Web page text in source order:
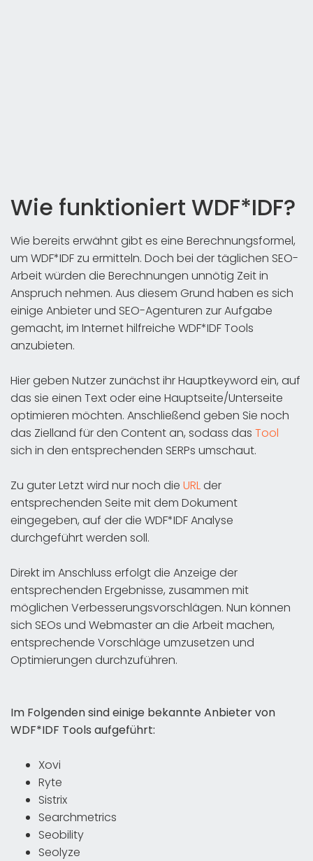
Wie funktioniert WDF*IDF?
Wie bereits erwähnt gibt es eine Berechnungsformel,
um WDF*IDF zu ermitteln. Doch bei der täglichen SEO-
Arbeit würden die Berechnungen unnötig Zeit in
Anspruch nehmen. Aus diesem Grund haben es sich
einige Anbieter und SEO-Agenturen zur Aufgabe
gemacht, im Internet hilfreiche WDF*IDF Tools
anzubieten.
Hier geben Nutzer zunächst ihr Hauptkeyword ein, auf
das sie einen Text oder eine Hauptseite/Unterseite
optimieren möchten. Anschließend geben Sie noch
das Zielland für den Content an, sodass das Tool
sich in den entsprechenden SERPs umschaut.
Zu guter Letzt wird nur noch die URLder
entsprechenden Seite mit dem Dokument
eingegeben, auf der die WDF*IDF Analyse
durchgeführt werden soll.
Direkt im Anschluss erfolgt die Anzeige der
entsprechenden Ergebnisse, zusammen mit
möglichen Verbesserungsvorschlägen. Nun können
sich SEOs und Webmaster an die Arbeit machen,
entsprechende Vorschläge umzusetzen und
Optimierungen durchzuführen.
Im Folgenden sind einige bekannte Anbieter von
WDF*IDF Tools aufgeführt:
Xovi
Ryte
Sistrix
Searchmetrics
Seobility
Seolyze